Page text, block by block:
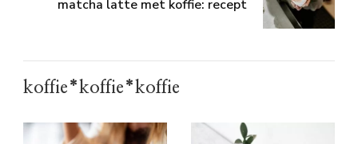
matcha latte met koffie: recept
koffie*koffie*koffie